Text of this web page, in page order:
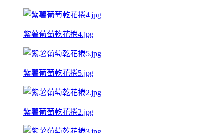
紫薯葡萄乾花捲4.jpg
紫薯葡萄乾花捲5.jpg
紫薯葡萄乾花捲2.jpg